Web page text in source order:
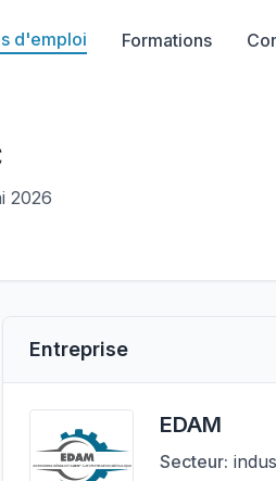
d'emploi Formations
2026
Entreprise
EDAM
Secteur: